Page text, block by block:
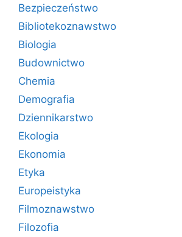
Bezpieczeństwo
Bibliotekoznawstwo
Biologia
Budownictwo
Chemia
Demografia
Dziennikarstwo
Ekologia
Ekonomia
Etyka
Europeistyka
Filmoznawstwo
Filozofia